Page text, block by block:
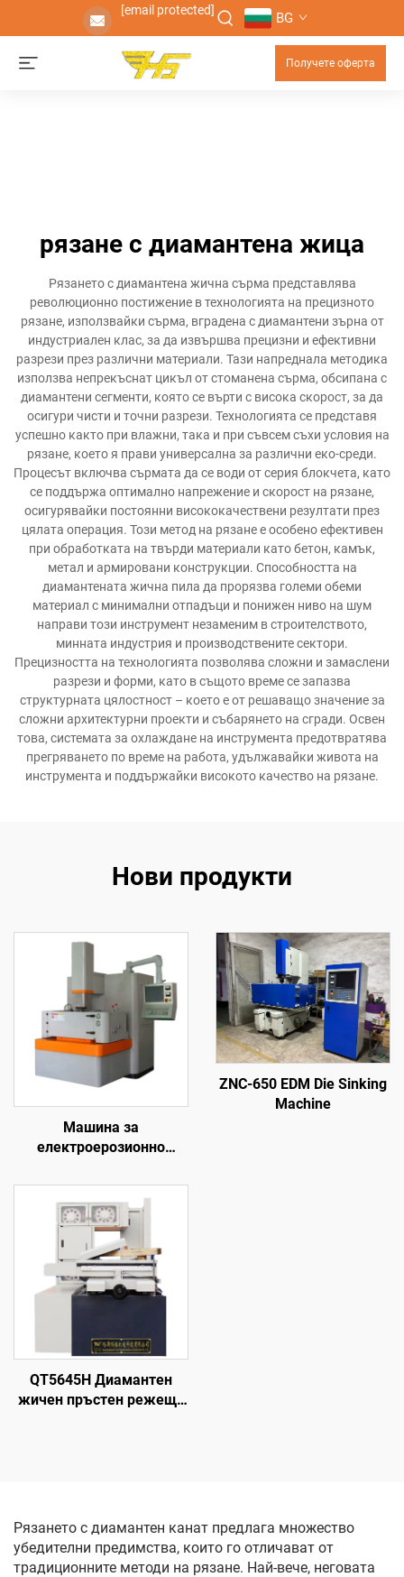
[email protected] BG
Получете оферта
рязане с диамантена жица
Рязането с диамантена жична сърма представлява
революционно постижение в технологията на прецизното
рязане, използвайки сърма, вградена с диамантени зърна от
индустриален клас, за да извършва прецизни и ефективни
разрези през различни материали. Тази напреднала методика
използва непрекъснат цикъл от стоманена сърма, обсипана с
диамантени сегменти, която се върти с висока скорост, за да
осигури чисти и точни разрези. Технологията се представя
успешно както при влажни, така и при съвсем съхи условия на
рязане, което я прави универсална за различни еко-среди.
Процесът включва сърмата да се води от серия блокчета, като
се поддържа оптимално напрежение и скорост на рязане,
осигурявайки постоянни висококачествени резултати през
цялата операция. Този метод на рязане е особено ефективен
при обработката на твърди материали като бетон, камък,
метал и армировани конструкции. Способността на
диамантената жична пила да прорязва големи обеми
материал с минимални отпадъци и понижен ниво на шум
направи този инструмент незаменим в строителството,
минната индустрия и производствените сектори.
Прецизността на технологията позволява сложни и замаслени
разрези и форми, като в същото време се запазва
структурната цялостност – което е от решаващо значение за
сложни архитектурни проекти и събарянето на сгради. Освен
това, системата за охлаждане на инструмента предотвратява
прегряването по време на работа, удължавайки живота на
инструмента и поддържайки високото качество на рязане.
Нови продукти
Машина за
електроерозионно
проникване на формата
ZNC-650 EDM Die Sinking
Machine
QT5645H Диамантен
жичен пръстен режеща
Рязането с диамантен канат предлага множество
убедителни предимства, които го отличават от
традиционните методи на рязане. Най-вече, неговата